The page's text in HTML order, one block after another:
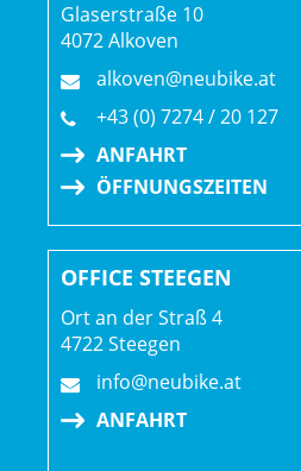
Glaserstraße 10
4072 Alkoven
alkoven@neubike.at
+43 (0) 7274 / 20 127
ANFAHRT
ÖFFNUNGSZEITEN
OFFICE STEEGEN
Ort an der Straß 4
4722 Steegen
info@neubike.at
ANFAHRT